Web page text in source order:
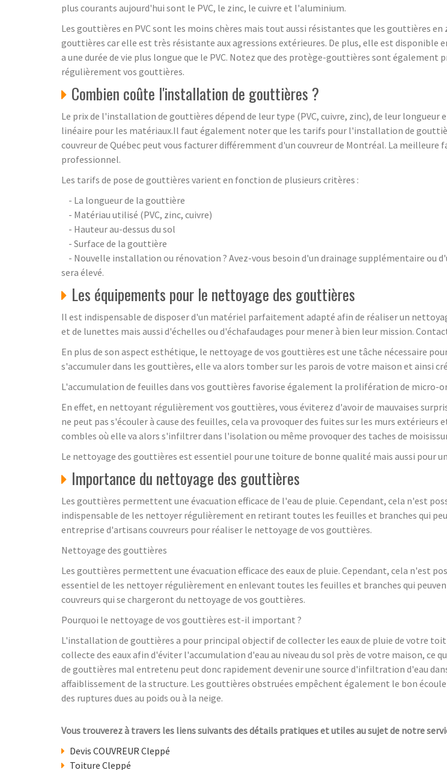
plus courants aujourd'hui sont le PVC, le zinc, le cuivre et l'aluminium.
Les gouttières en PVC sont les moins chères mais tout aussi résistantes que les gouttières
gouttières car elle est très résistante aux agressions extérieures. De plus, elle est disponible
a une durée de vie plus longue que le PVC. Notez que des protège-gouttières sont
régulièrement vos gouttières.
Combien coûte l'installation de gouttières ?
Le prix de l'installation de gouttières dépend de leur type (PVC, cuivre, zinc), de leur
linéaire pour les matériaux.Il faut également noter que les tarifs pour l'installation de
couvreur de Québec peut vous facturer différemment d'un couvreur de Montréal. La meilleure
professionnel.
Les tarifs de pose de gouttières varient en fonction de plusieurs critères :
- La longueur de la gouttière
- Matériau utilisé (PVC, zinc, cuivre)
- Hauteur au-dessus du sol
- Surface de la gouttière
- Nouvelle installation ou rénovation ? Avez-vous besoin d'un drainage supplémentaire ou
sera élevé.
Les équipements pour le nettoyage des gouttières
Il est indispensable de disposer d'un matériel parfaitement adapté afin de réaliser un
et de lunettes mais aussi d'échelles ou d'échafaudages pour mener à bien leur mission.
En plus de son aspect esthétique, le nettoyage de vos gouttières est une tâche nécessaire
s'accumuler dans les gouttières, elle va alors tomber sur les parois de votre maison et ainsi
L'accumulation de feuilles dans vos gouttières favorise également la prolifération de
En effet, en nettoyant régulièrement vos gouttières, vous éviterez d'avoir de mauvaises
ne peut pas s'écouler à cause des feuilles, cela va provoquer des fuites sur les murs
combles où elle va alors s'infiltrer dans l'isolation ou même provoquer des taches de
Le nettoyage des gouttières est essentiel pour une toiture de bonne qualité mais aussi pour
Importance du nettoyage des gouttières
Les gouttières permettent une évacuation efficace de l'eau de pluie. Cependant, cela n'est
indispensable de les nettoyer régulièrement en retirant toutes les feuilles et branches qui
entreprise d'artisans couvreurs pour réaliser le nettoyage de vos gouttières.
Nettoyage des gouttières
Les gouttières permettent une évacuation efficace des eaux de pluie. Cependant, cela n'est
essentiel de les nettoyer régulièrement en enlevant toutes les feuilles et branches qui
couvreurs qui se chargeront du nettoyage de vos gouttières.
Pourquoi le nettoyage de vos gouttières est-il important ?
L'installation de gouttières a pour principal objectif de collecter les eaux de pluie de votre
collecte des eaux afin d'éviter l'accumulation d'eau au niveau du sol près de votre maison, ce
de gouttières mal entretenu peut donc rapidement devenir une source d'infiltration d'eau
affaiblissement de la structure. Les gouttières obstruées empêchent également le bon
des ruptures dues au poids ou à la neige.
Vous trouverez à travers les liens suivants des détails pratiques et utiles au sujet de notre
Devis COUVREUR Cleppé
Toiture Cleppé